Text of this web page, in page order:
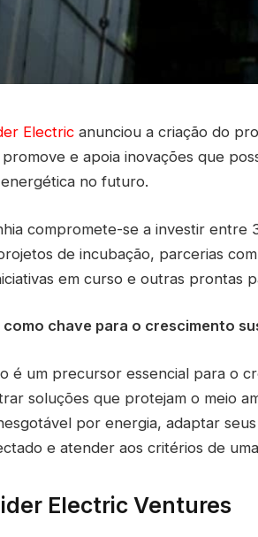
Electric anunciou a criação do
e apoia inovações que
no futuro.
compromete-se a investir entre
de incubação, parcerias
em curso e outras prontas
como chave para o crescimento
é um precursor essencial para o
soluções que protejam o meio
por energia, adaptar
e atender aos critérios de
Electric Ventures